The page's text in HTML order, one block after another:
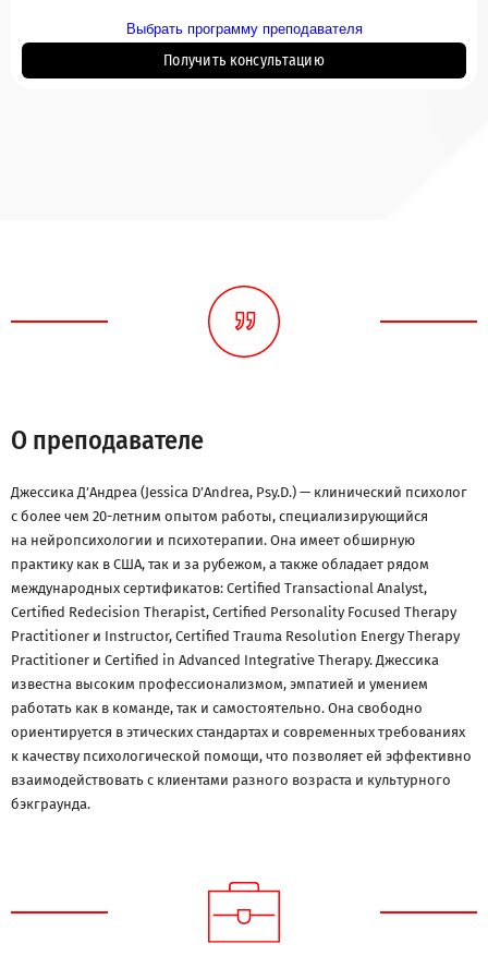
Выбрать программу преподавателя
Получить консультацию
О преподавателе
Джессика Д’Андреа (Jessica D’Andrea, Psy.D.) — клинический психолог
с более чем 20-летним опытом работы, специализирующийся
на нейропсихологии и психотерапии. Она имеет обширную
практику как в США, так и за рубежом, а также обладает рядом
международных сертификатов: Certified Transactional Analyst,
Certified Redecision Therapist, Certified Personality Focused Therapy
Practitioner и Instructor, Certified Trauma Resolution Energy Therapy
Practitioner и Certified in Advanced Integrative Therapy. Джессика
известна высоким профессионализмом, эмпатией и умением
работать как в команде, так и самостоятельно. Она свободно
ориентируется в этических стандартах и современных требованиях
к качеству психологической помощи, что позволяет ей эффективно
взаимодействовать с клиентами разного возраста и культурного
бэкграунда.